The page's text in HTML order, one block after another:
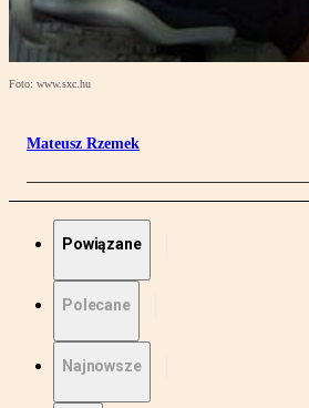
Foto: www.sxc.hu
Mateusz Rzemek
Powiązane
Polecane
Najnowsze